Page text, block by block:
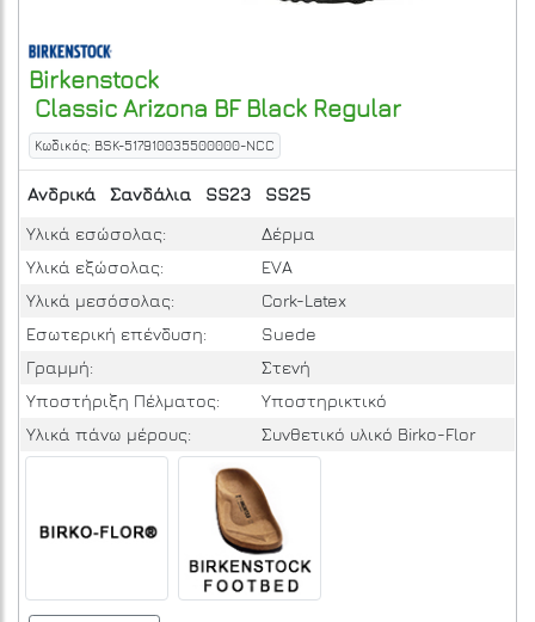
Birkenstock
Classic Arizona BF Black Regular
Κωδικός: BSK-517910035500000-NCC
Ανδρικά Σανδάλια SS23
SS25
Υλικά εσώσολας:
Δέρμα
Υλικά εξώσολας:
EVA
Υλικά μεσόσολας:
Cork-Latex
Εσωτερική επένδυση:
Suede
Γραμμή:
Στενή
Υποστήριξη Πέλματος:
Υποστηρικτικό
Yλικά πάνω μέρους:
Συνθετικό υλικό Birko-Flor